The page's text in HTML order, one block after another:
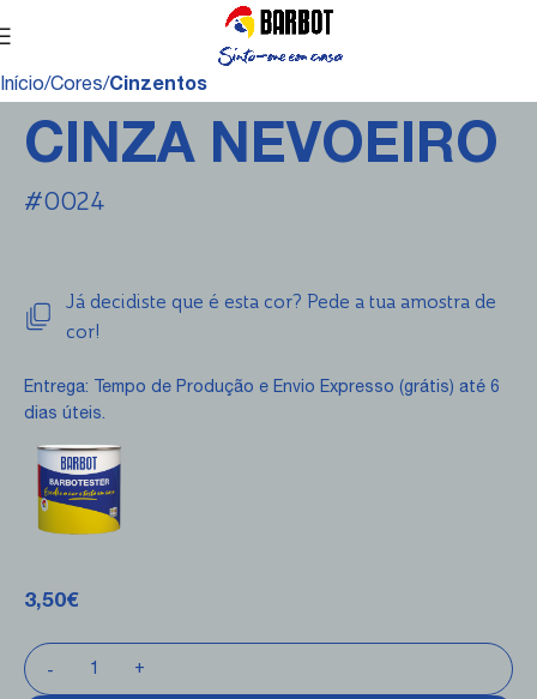
Início Cores Cinzentos
CINZA NEVOEIRO
#0024
Já decidiste que é esta cor? Pede a tua amostra de
cor!
Entrega: Tempo de Produção e Envio Expresso (grátis) até 6
dias úteis.
3,50€